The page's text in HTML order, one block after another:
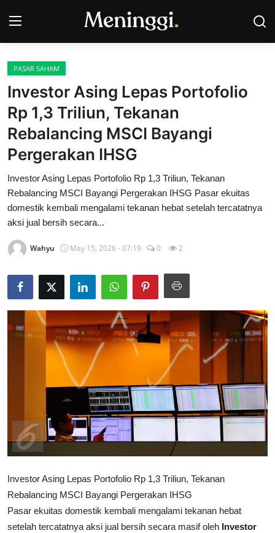
Contact
Pasar Saham
Bisnis
Korporasi
Kripto
Obligasi & Reksadana
Rekomendasi
PASAR SAHAM
Investor Asing Lepas Portofolio
Rp 1,3 Triliun, Tekanan
Rebalancing MSCI Bayangi
Pergerakan IHSG
Investor Asing Lepas Portofolio Rp 1,3 Triliun, Tekanan
Rebalancing MSCI Bayangi Pergerakan IHSG Pasar ekuitas
domestik kembali mengalami tekanan hebat setelah tercatatnya
aksi jual bersih secara...
Wahyu May 15, 2026 - 07:19 0 2
Investor Asing Lepas Portofolio Rp 1,3 Triliun, Tekanan
Rebalancing MSCI Bayangi Pergerakan IHSG
Pasar ekuitas domestik kembali mengalami tekanan hebat
setelah tercatatnya aksi jual bersih secara masif oleh Investor